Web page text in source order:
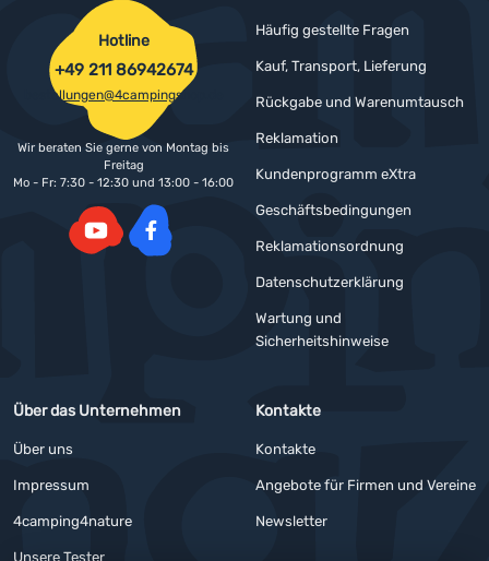
Häufig gestellte Fragen
Kauf, Transport, Lieferung
Rückgabe und Warenumtausch
Reklamation
Kundenprogramm eXtra
Geschäftsbedingungen
Reklamationsordnung
Datenschutzerklärung
Wartung und
Sicherheitshinweise
Über das Unternehmen
Über uns
Impressum
4camping4nature
Unsere Tester
Kontakte
Kontakte
Angebote für Firmen und Vereine
Newsletter
Hotline
+49 211 86942674
bestellungen@4campingshop.de
Wir beraten Sie gerne von Montag bis
Freitag
Mo - Fr: 7:30 - 12:30 und 13:00 - 16:00